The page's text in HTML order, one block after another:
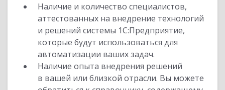
Наличие и количество специалистов,
аттестованных на внедрение технологий
и решений системы 1С:Предприятие,
которые будут использоваться для
автоматизации ваших задач.
Наличие опыта внедрения решений
в вашей или близкой отрасли. Вы можете